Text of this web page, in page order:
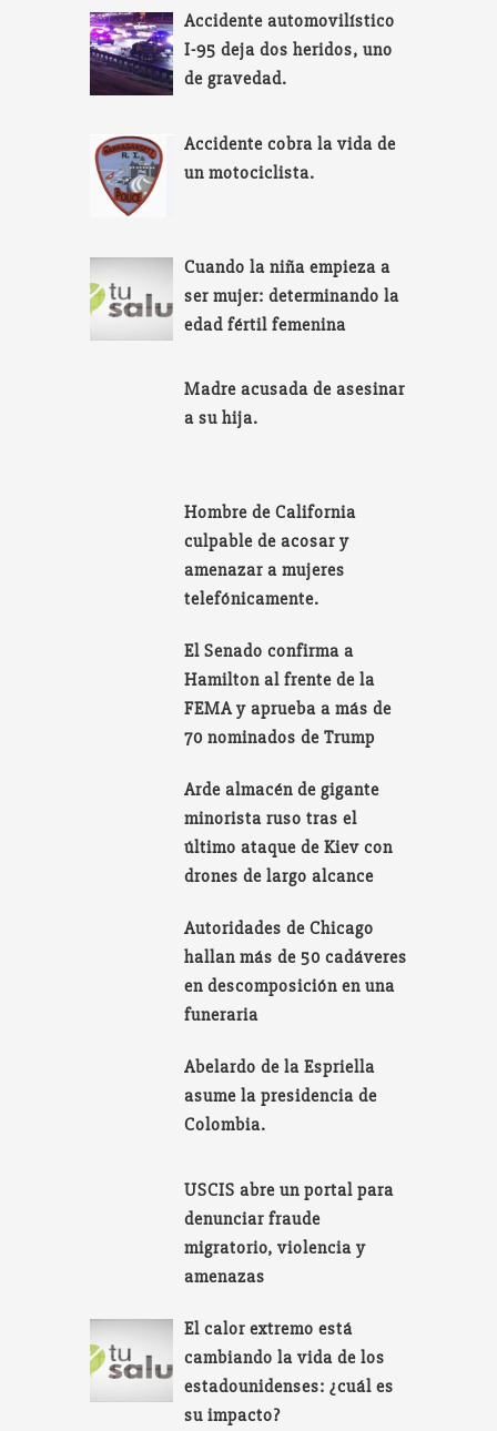
Accidente automovilístico
I-95 deja dos heridos, uno
de gravedad.
Accidente cobra la vida de
un motociclista.
Cuando la niña empieza a
ser mujer: determinando la
edad fértil femenina
Madre acusada de asesinar
a su hija.
Hombre de California
culpable de acosar y
amenazar a mujeres
telefónicamente.
El Senado confirma a
Hamilton al frente de la
FEMA y aprueba a más de
70 nominados de Trump
Arde almacén de gigante
minorista ruso tras el
último ataque de Kiev con
drones de largo alcance
Autoridades de Chicago
hallan más de 50 cadáveres
en descomposición en una
funeraria
Abelardo de la Espriella
asume la presidencia de
Colombia.
USCIS abre un portal para
denunciar fraude
migratorio, violencia y
amenazas
El calor extremo está
cambiando la vida de los
estadounidenses: ¿cuál es
su impacto?